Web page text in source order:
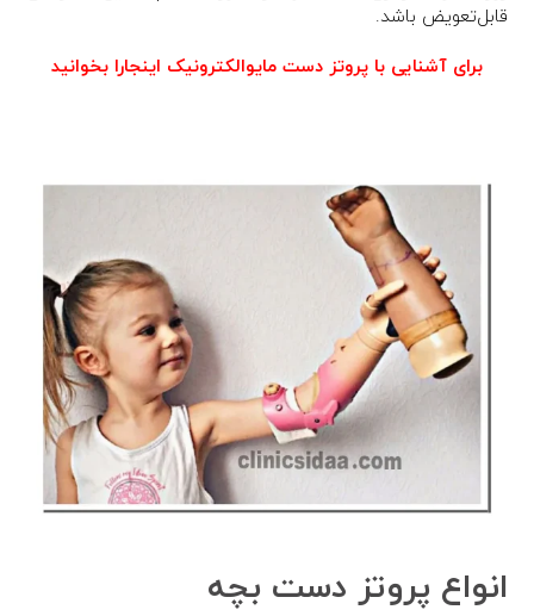
قابل‌تعویض باشد.
برای آشنایی با پروتز دست مایوالکترونیک اینجارا بخوانید
انواع پروتز دست بچه